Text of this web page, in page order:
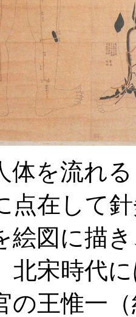
を流れ
点在して
絵図に描
北宋時代
の王惟一